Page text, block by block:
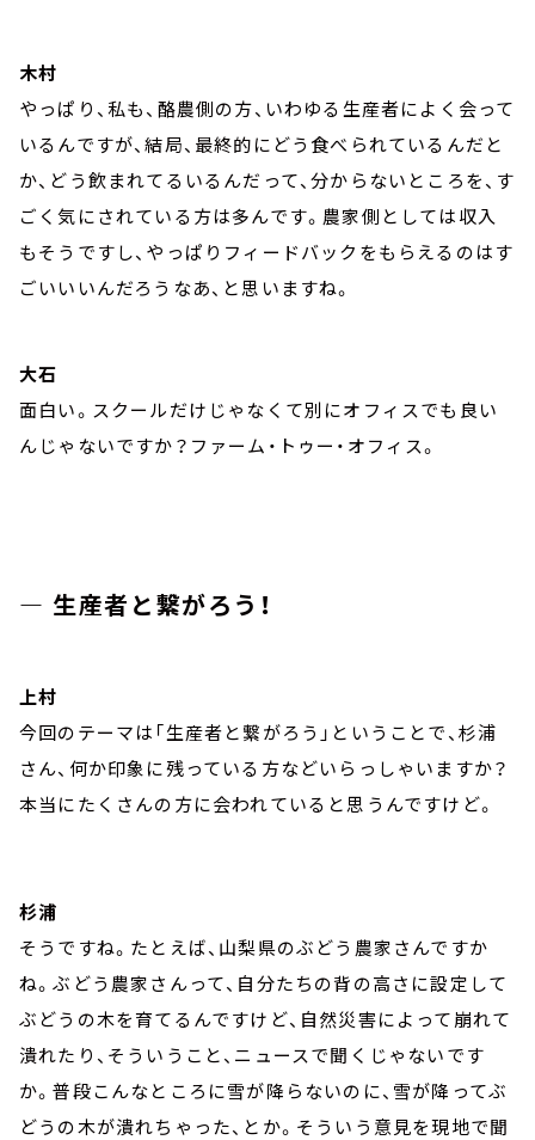
木村
やっぱり、私も、酪農側の方、いわゆる生産者によく会って
いるんですが、結局、最終的にどう食べられているんだと
か、どう飲まれてるいるんだって、分からないところを、す
ごく気にされている方は多んです。農家側としては収入
もそうですし、やっぱりフィードバックをもらえるのはす
ごいいいんだろうなあ、と思いますね。
大石
面白い。スクールだけじゃなくて別にオフィスでも良い
んじゃないですか？ファーム・トゥー・オフィス。
― 生産者と繋がろう！
上村
今回のテーマは「生産者と繋がろう」ということで、杉浦
さん、何か印象に残っている方などいらっしゃいますか？
本当にたくさんの方に会われていると思うんですけど。
杉浦
そうですね。たとえば、山梨県のぶどう農家さんですか
ね。ぶどう農家さんって、自分たちの背の高さに設定して
ぶどうの木を育てるんですけど、自然災害によって崩れて
潰れたり、そういうこと、ニュースで聞くじゃないです
か。普段こんなところに雪が降らないのに、雪が降ってぶ
どうの木が潰れちゃった、とか。そういう意見を現地で聞